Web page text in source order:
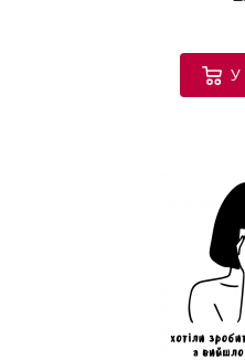
У